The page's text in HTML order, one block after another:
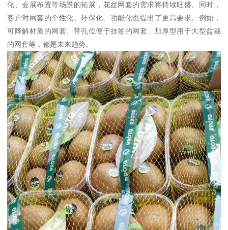
化、会展布置等场景的拓展，花盆网套的需求将持续旺盛。同时，
客户对网套的个性化、环保化、功能化也提出了更高要求。例如，
可降解材质的网套、带孔位便于挂签的网套、加厚型用于大型盆栽
的网套等，都是未来趋势。